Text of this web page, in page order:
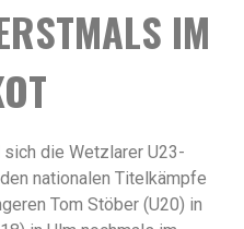
IM
die Wetzlarer U23-
nationalen Titelkämpfe
Tom Stöber (U20) in